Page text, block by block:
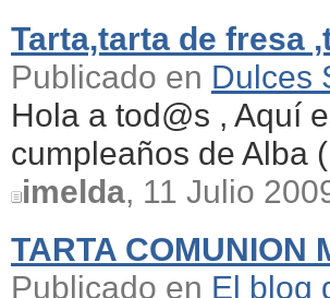
Tarta,tarta de fresa
Publicado en Dulces
Hola a tod@s , Aquí
cumpleaños de Alba
imelda, 11 Julio
TARTA COMUNION
Publicado en El blog